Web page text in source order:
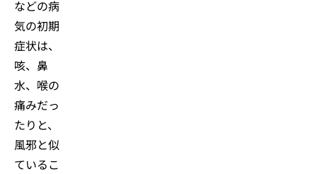
などの病
気の初期
症状は、
咳、鼻
水、喉の
痛みだっ
たりと、
風邪と似
ているこ